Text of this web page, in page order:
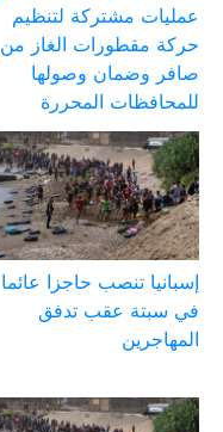
عمليات مشتركة لتنظيم
حركة مقطورات الغاز من
صافر وضمان وصولها
للمحافظات المحررة
إسبانيا تنصب حاجزا عائما
في سبتة عقب تدفق
المهاجرين